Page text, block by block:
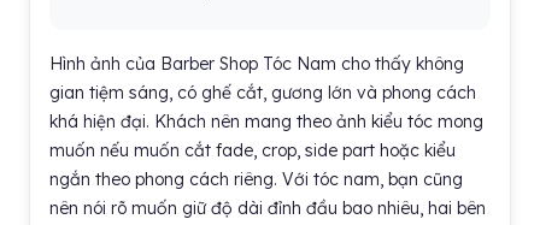
Hình ảnh của Barber Shop Tóc Nam cho thấy không
gian tiệm sáng, có ghế cắt, gương lớn và phong cách
khá hiện đại. Khách nên mang theo ảnh kiểu tóc mong
muốn nếu muốn cắt fade, crop, side part hoặc kiểu
ngắn theo phong cách riêng. Với tóc nam, bạn cũng
nên nói rõ muốn giữ độ dài đỉnh đầu bao nhiêu, hai bên